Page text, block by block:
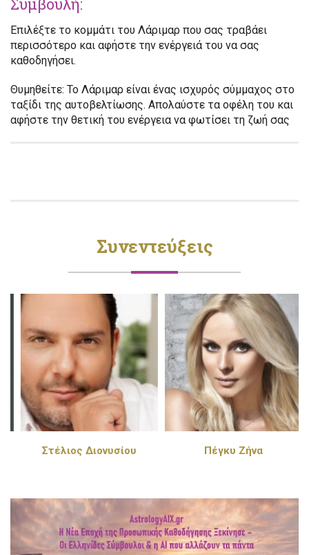
Επιλέξτε το κομμάτι του Λάριμαρ που σας τραβάει
περισσότερο και αφήστε την ενέργειά του να σας
καθοδηγήσει.
Θυμηθείτε: Το Λάριμαρ είναι ένας ισχυρός σύμμαχος στο
ταξίδι της αυτοβελτίωσης. Απολαύστε τα οφέλη του και
αφήστε την θετική του ενέργεια να φωτίσει τη ζωή σας
Συνεντεύξεις
Στέλιος Διονυσίου Πέγκυ Ζήνα